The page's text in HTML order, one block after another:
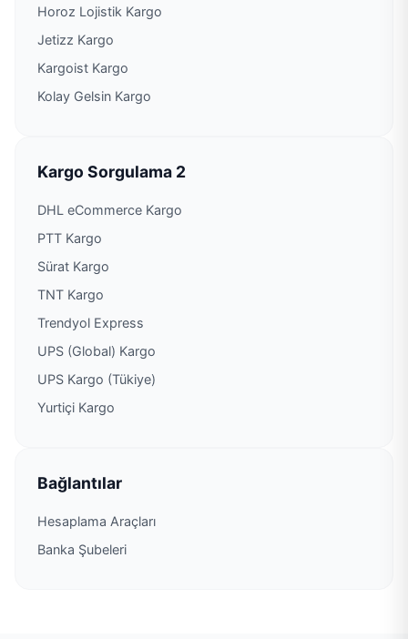
Horoz Lojistik Kargo
Jetizz Kargo
Kargoist Kargo
Kolay Gelsin Kargo
Kargo Sorgulama 2
DHL eCommerce Kargo
PTT Kargo
Sürat Kargo
TNT Kargo
Trendyol Express
UPS (Global) Kargo
UPS Kargo (Tükiye)
Yurtiçi Kargo
Bağlantılar
Hesaplama Araçları
Banka Şubeleri